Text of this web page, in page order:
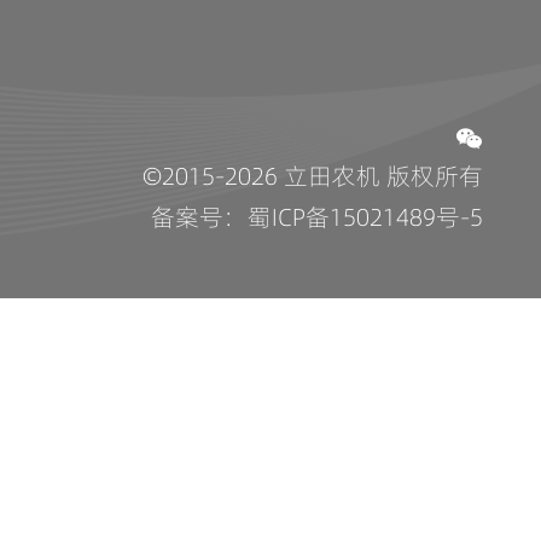
©2015-2026 立田农机 版权所有
备案号：蜀ICP备15021489号-5